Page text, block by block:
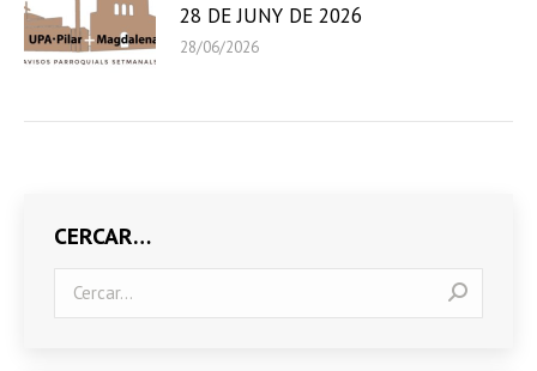
28 DE JUNY DE 2026
28/06/2026
CERCAR…